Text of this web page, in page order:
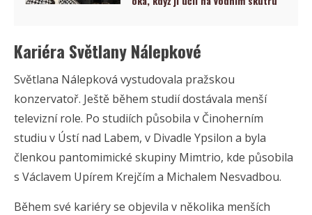
Kariéra Světlany Nálepkové
Světlana Nálepková vystudovala pražskou
konzervatoř. Ještě během studií dostávala menší
televizní role. Po studiích působila v Činoherním
studiu v Ústí nad Labem, v Divadle Ypsilon a byla
členkou pantomimické skupiny Mimtrio, kde působila
s Václavem Upírem Krejčím a Michalem Nesvadbou.
Během své kariéry se objevila v několika menších